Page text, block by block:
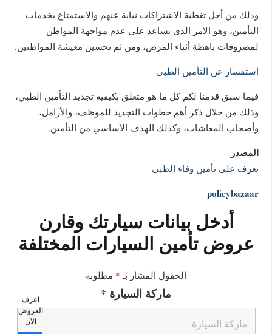
وذلك من أجل تغطية الاشتراكات نيابة عنهم والاستمتاع بخدمات
التأمين، وهو الأمر الذي يساعد على عدم مواجهة المواطن
لمصروفات باهظة أثناء المرض، ومن ثم تحسين معيشة المواطنين.
استفسار عن التأمين الطبي
فيما سبق قدمنا لكم كل ما هو متعلق بكيفية تجديد التأمين الطبي،
وذلك من خلال ذكر أهم خطوات التجديد للموظف، والأرامل،
وأصحاب المعاشات، وكذلك الهدف الأساسي من التأمين.
المصدر
تعرف على تأمين وفاء الطبي
policybazaar
أدخل بيانات سيارتك وقارن
عروض تأمين السيارات المختلفة
الحقول المشار بـ * مطلوبة
ماركة السيارة *
اعرف
العروض
الآن